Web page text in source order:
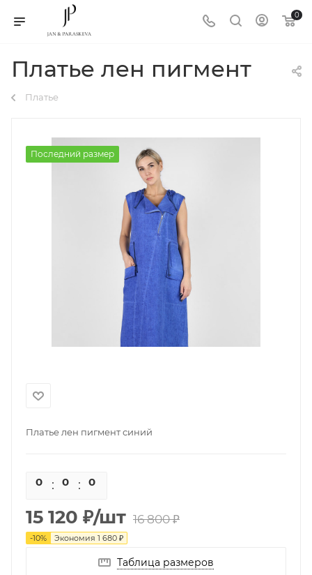
0
Платье лен пигмент
Платье
Последний размер
Платье лен пигмент синий
0 0 0
15 120 ₽/шт 16 800₽
-10% Экономия 1 680 ₽
Таблица размеров